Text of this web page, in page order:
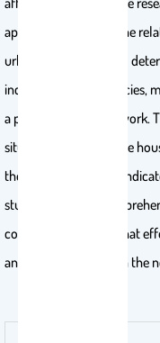
approach to identify the
urban systems so as to
including housing policies,
a participatory framework.
situation of cooperative
theoretical concepts,
study proposes a
cooperative housing that
and is compatible with the